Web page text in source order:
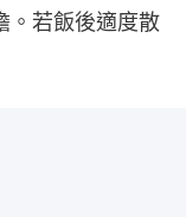
。若飯後適度散